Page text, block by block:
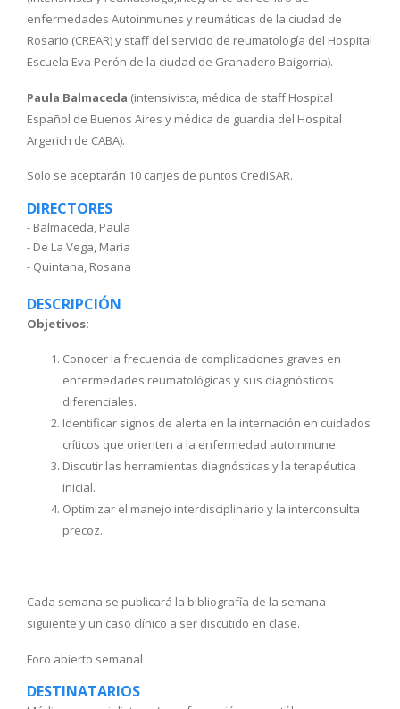
enfermedades Autoinmunes y reumáticas de la ciudad de
Rosario (CREAR) y staff del servicio de reumatología del Hospital
Escuela Eva Perón de la ciudad de Granadero Baigorria).
Paula Balmaceda (intensivista, médica de staff Hospital
Español de Buenos Aires y médica de guardia del Hospital
Argerich de CABA).
Solo se aceptarán 10 canjes de puntos CrediSAR.
DIRECTORES
- Balmaceda, Paula
- De La Vega, Maria
- Quintana, Rosana
DESCRIPCIÓN
Objetivos:
Conocer la frecuencia de complicaciones graves en
enfermedades reumatológicas y sus diagnósticos
diferenciales.
Identificar signos de alerta en la internación en cuidados
críticos que orienten a la enfermedad autoinmune.
Discutir las herramientas diagnósticas y la terapéutica
inicial.
Optimizar el manejo interdisciplinario y la interconsulta
precoz.
Cada semana se publicará la bibliografía de la semana
siguiente y un caso clínico a ser discutido en clase.
Foro abierto semanal
DESTINATARIOS